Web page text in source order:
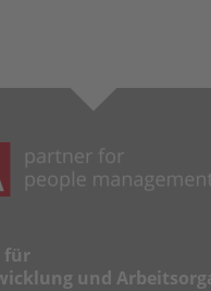
für
und